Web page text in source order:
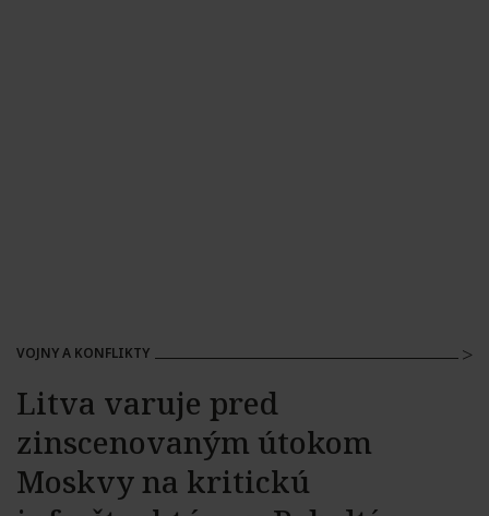
VOJNY A KONFLIKTY
Litva varuje pred
zinscenovaným útokom
Moskvy na kritickú